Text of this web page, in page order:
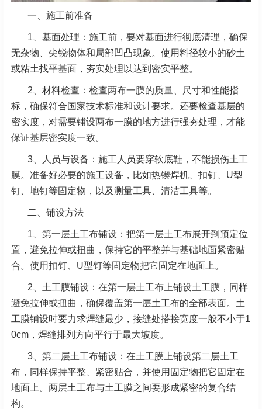
一、施工前准备
1、基面处理：施工前，要对基面进行彻底清理，确保
无杂物、尖锐物体和局部凹凸现象。使用料径较小的砂土
或粘土找平基面，夯实处理以达到密实平整。
2、材料检查：检查两布一膜的质量、尺寸和性能指
标，确保符合国家技术标准和设计要求。还要检查基层的
密实度，对需要铺设两布一膜的地方进行强夯处理，才能
保证基层密实度一致。
3、人员与设备：施工人员要穿软底鞋，不能损伤土工
膜。准备好必要的施工设备，比如热锲焊机、扣钉、U型
钉、地钉等固定物，以及测量工具、清洁工具等。
二、铺设方法
1、第一层土工布铺设：把第一层土工布展开到预定位
置，避免拉伸或扭曲，保持它的平整并与基础地面紧密贴
合。使用扣钉、U型钉等固定物把它固定在地面上。
2、土工膜铺设：在第一层土工布上铺设土工膜，同样
避免拉伸或扭曲，确保覆盖第一层土工布的全部表面。土
工膜铺设时要力求焊缝最少，接缝处搭接宽度一般不小于1
0cm，焊缝排列方向平行于最大坡度。
3、第二层土工布铺设：在土工膜上铺设第二层土工
布，同样保持平整、紧密贴合，并使用固定物把它固定在
地面上。两层土工布与土工膜之间要形成紧密的复合结
构。